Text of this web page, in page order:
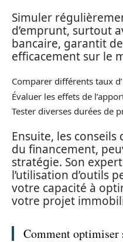
Simuler
d’emprunt, surtout
bancaire, garantit
efficacement sur le
Comparer différents taux
Évaluer les effets de
Tester diverses durées de
Ensuite, les conseils
du financement,
stratégie. Son
l’utilisation d’outils
votre capacité à
votre projet
Comment optimiser